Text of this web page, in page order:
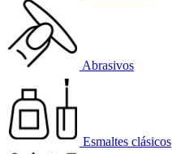
Abrasivos
Esmaltes clásicos